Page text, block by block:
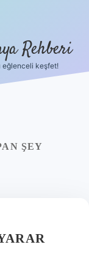
Rehberi
eğlenceli keşfet!
ŞEY